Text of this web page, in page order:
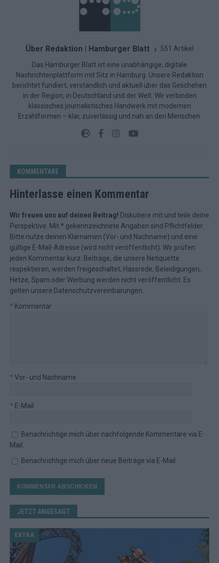
Über Redaktion | Hamburger Blatt 551 Artikel
Das Hamburger Blatt ist eine unabhängige, digitale
Nachrichtenplattform mit Sitz in Hamburg. Unsere Redaktion
berichtet fundiert, verständlich und aktuell über das Geschehen
in der Region, in Deutschland und der Welt. Wir verbinden
klassisches journalistisches Handwerk mit modernen
Erzählformen – klar, zuverlässig und nah an den Menschen.
KOMMENTARE
Hinterlasse einen Kommentar
Wir freuen uns auf deinen Beitrag! Diskutiere mit und teile deine
Perspektive. Mit * gekennzeichnete Angaben sind Pflichtfelder.
Bitte nutze deinen Klarnamen (Vor- und Nachname) und eine
gültige E-Mail-Adresse (wird nicht veröffentlicht). Wir prüfen
jeden Kommentar kurz. Beiträge, die unsere Netiquette
respektieren, werden freigeschaltet; Hassrede, Beleidigungen,
Hetze, Spam oder Werbung werden nicht veröffentlicht. Es
gelten unsere Datenschutzvereinbarungen
* Kommentar
* Vor- und Nachname
* E-Mail
Benachrichtige mich über nachfolgende Kommentare via E-
Mail.
Benachrichtige mich über neue Beiträge via E-Mail.
JETZT ANGESAGT
EXTRA